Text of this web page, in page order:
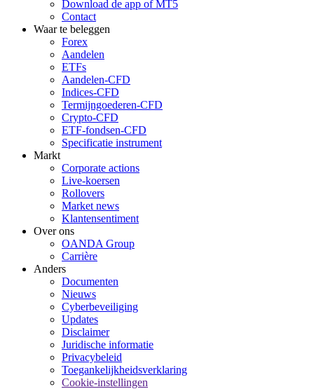
Download de app of MT5
Contact
Waar te beleggen
Forex
Aandelen
ETFs
Aandelen-CFD
Indices-CFD
Termijngoederen-CFD
Crypto-CFD
ETF-fondsen-CFD
Specificatie instrument
Markt
Corporate actions
Live-koersen
Rollovers
Market news
Klantensentiment
Over ons
OANDA Group
Carrière
Anders
Documenten
Nieuws
Cyberbeveiliging
Updates
Disclaimer
Juridische informatie
Privacybeleid
Toegankelijkheidsverklaring
Cookie-instellingen